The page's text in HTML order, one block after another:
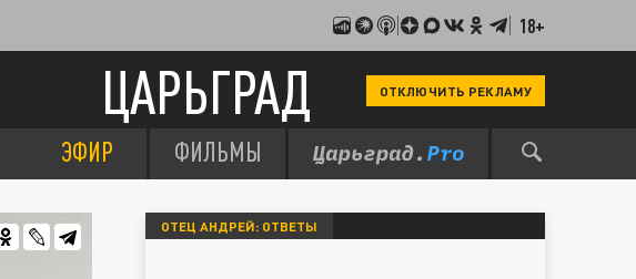
18+
ЦАРЬГРАД ОТКЛЮЧИТЬ РЕКЛАМУ
ЭФИР ФИЛЬМЫ
ОТЕЦ АНДРЕЙ: ОТВЕТЫ